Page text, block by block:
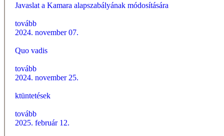
Javaslat a Kamara alapszabályának módosítására
tovább
2024. november 07.
Quo vadis
tovább
2024. november 25.
ktüntetések
tovább
2025. február 12.